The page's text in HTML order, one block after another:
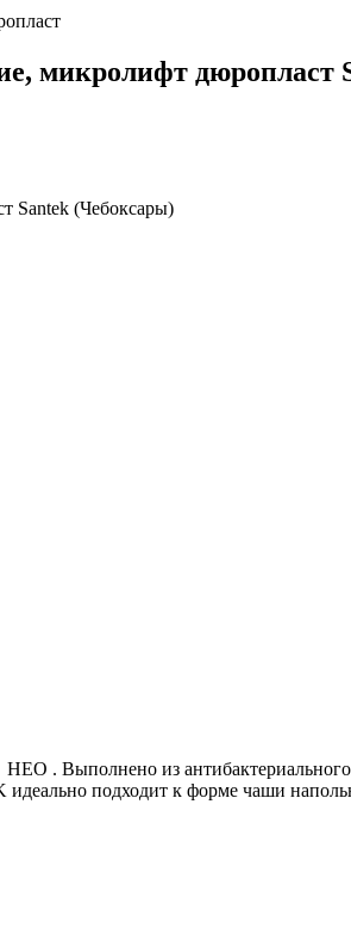
микролифт дюропласт
Santek (Чебоксары)
. Выполнено из
подходит к форме чаши